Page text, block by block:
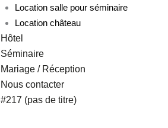
Location salle pour séminaire
Location château
Hôtel
Séminaire
Mariage / Réception
Nous contacter
#217 (pas de titre)